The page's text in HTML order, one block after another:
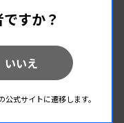
ト #2026年第29週
すか？
いいえ
式サイトに遷移します。